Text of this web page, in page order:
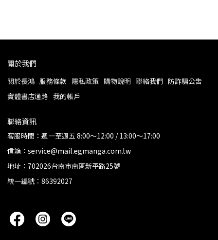
關於我們
關於長鴻 服務條款 隱私政策 購物說明 聯絡我們 防詐騙公告
實體書店通路 我的帳戶
聯絡資訊
客服時間：週一至週五 8:00～12:00 / 13:00～17:00
信箱：service@mail.egmanga.com.tw
地址：702026台南市南區新平路25號
統一編號：86392027